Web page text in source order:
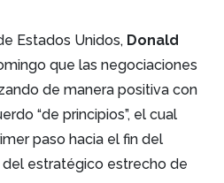
Estados Unidos, Donald
que las negociaciones
de manera positiva con
“de principios”, el cual
paso hacia el fin del
estratégico estrecho de